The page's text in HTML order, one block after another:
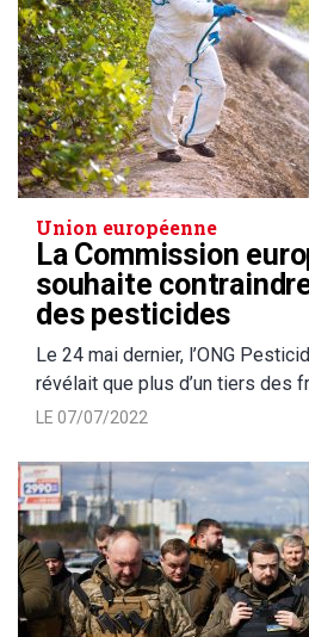
Union européenne
La Commission
souhaite
des pesticides
Le 24 mai dernier, l’ONG
révélait que plus d’un tiers des
LE 07/07/2022